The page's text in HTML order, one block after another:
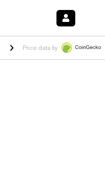
$1.029 1.20%HYPE $54.50 -
Price data by